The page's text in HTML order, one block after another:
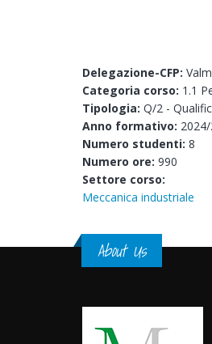
Delegazione-CFP:
Categoria corso: 1.1
Tipologia: Q/2 -
Anno formativo:
Numero studenti: 8
Numero ore: 990
Settore corso:
Meccanica industriale
About Us